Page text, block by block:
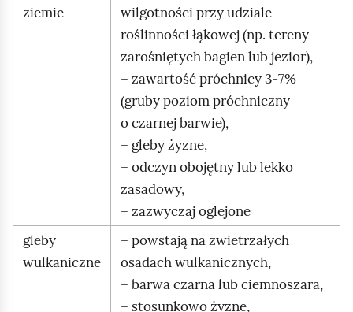
ziemie
wilgotności przy udziale
roślinności łąkowej (np. tereny
zarośniętych bagien lub jezior),
– zawartość próchnicy 3‑7%
(gruby poziom próchniczny
o czarnej barwie),
– gleby żyzne,
– odczyn obojętny lub lekko
zasadowy,
– zazwyczaj oglejone
gleby
wulkaniczne
– powstają na zwietrzałych
osadach wulkanicznych,
– barwa czarna lub ciemnoszara,
– stosunkowo żyzne,